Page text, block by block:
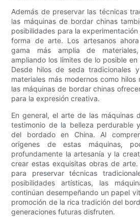
Además de preservar las técnicas
las máquinas de bordar chinas
posibilidades para la
forma de arte. Los artesanos
gama más amplia de
ampliando los límites de lo posible
Desde hilos de seda tradicionales
materiales más modernos como hilos
las máquinas de bordar chinas
para la expresión creativa.
En general, el arte de las máquinas
testimonio de la belleza perdurable
del bordado en China. Al
orígenes de estas máquinas,
profundamente la artesanía y la
crear estas exquisitas obras de
para preservar técnicas
posibilidades artísticas, las
continúan desempeñando un papel
promoción de la rica tradición del
generaciones futuras disfruten.